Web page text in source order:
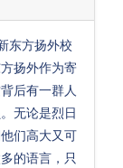
东方扬外校
扬外作为寄
后有一群人
无论是烈日
们高大又可
的语言，只